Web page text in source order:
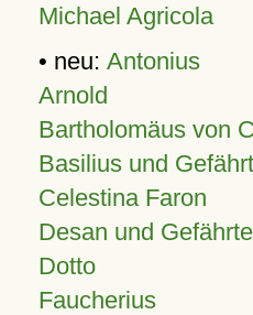
Michael Agricola
• neu: Antonius
Arnold
Bartholomäus von
Basilius und
Celestina Faron
Desan und
Dotto
Faucherius